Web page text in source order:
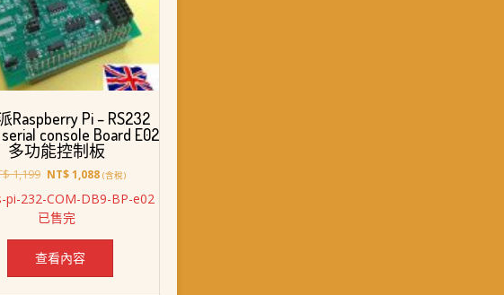
Raspberry Pi – RS232
serial console Board E02
多功能控制板
1,199 原
價
格：
NT$ 1,199。
NT$1,088目
價
NT$ 1,088。
(含稅)
pi-232-COM-DB9-BP-e02
已售完
查看內容